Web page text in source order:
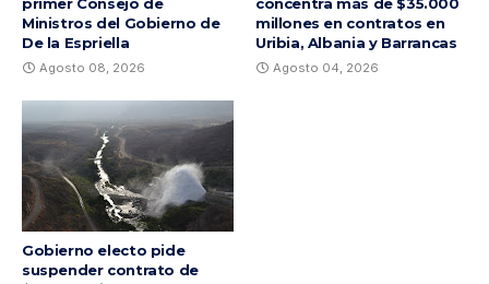
Ministros del Gobierno de
De la Espriella
Agosto 08, 2026
millones en contratos en
Uribia, Albania y Barrancas
Agosto 04, 2026
Gobierno electo pide
suspender contrato de